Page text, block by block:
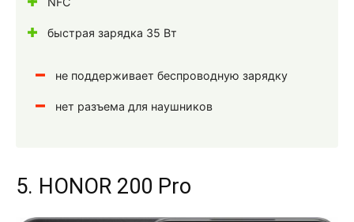
быстрая зарядка 35 Вт
не поддерживает беспроводную зарядку
нет разъема для наушников
5. HONOR 200 Pro